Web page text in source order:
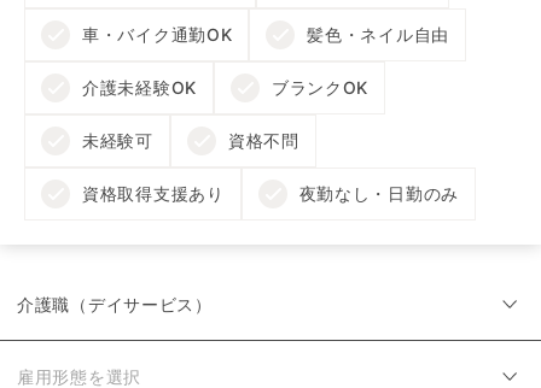
車・バイク通勤OK 髪色・ネイル自由
介護未経験OK ブランクOK
未経験可 資格不問
資格取得支援あり 夜勤なし・日勤のみ
介護職（デイサービス）
雇用形態を選択